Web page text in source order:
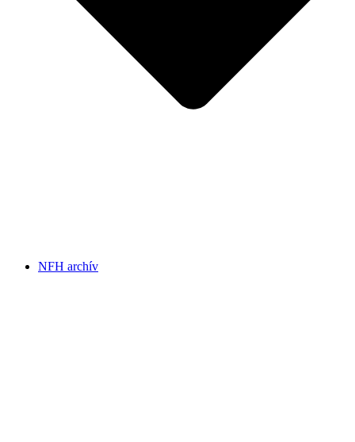
NFH archív